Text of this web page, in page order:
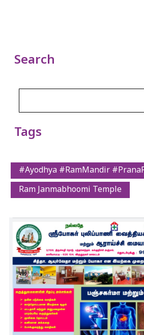
Search
Tags
#Ayodhya #RamMandir
Ram Janmabhoomi Temple